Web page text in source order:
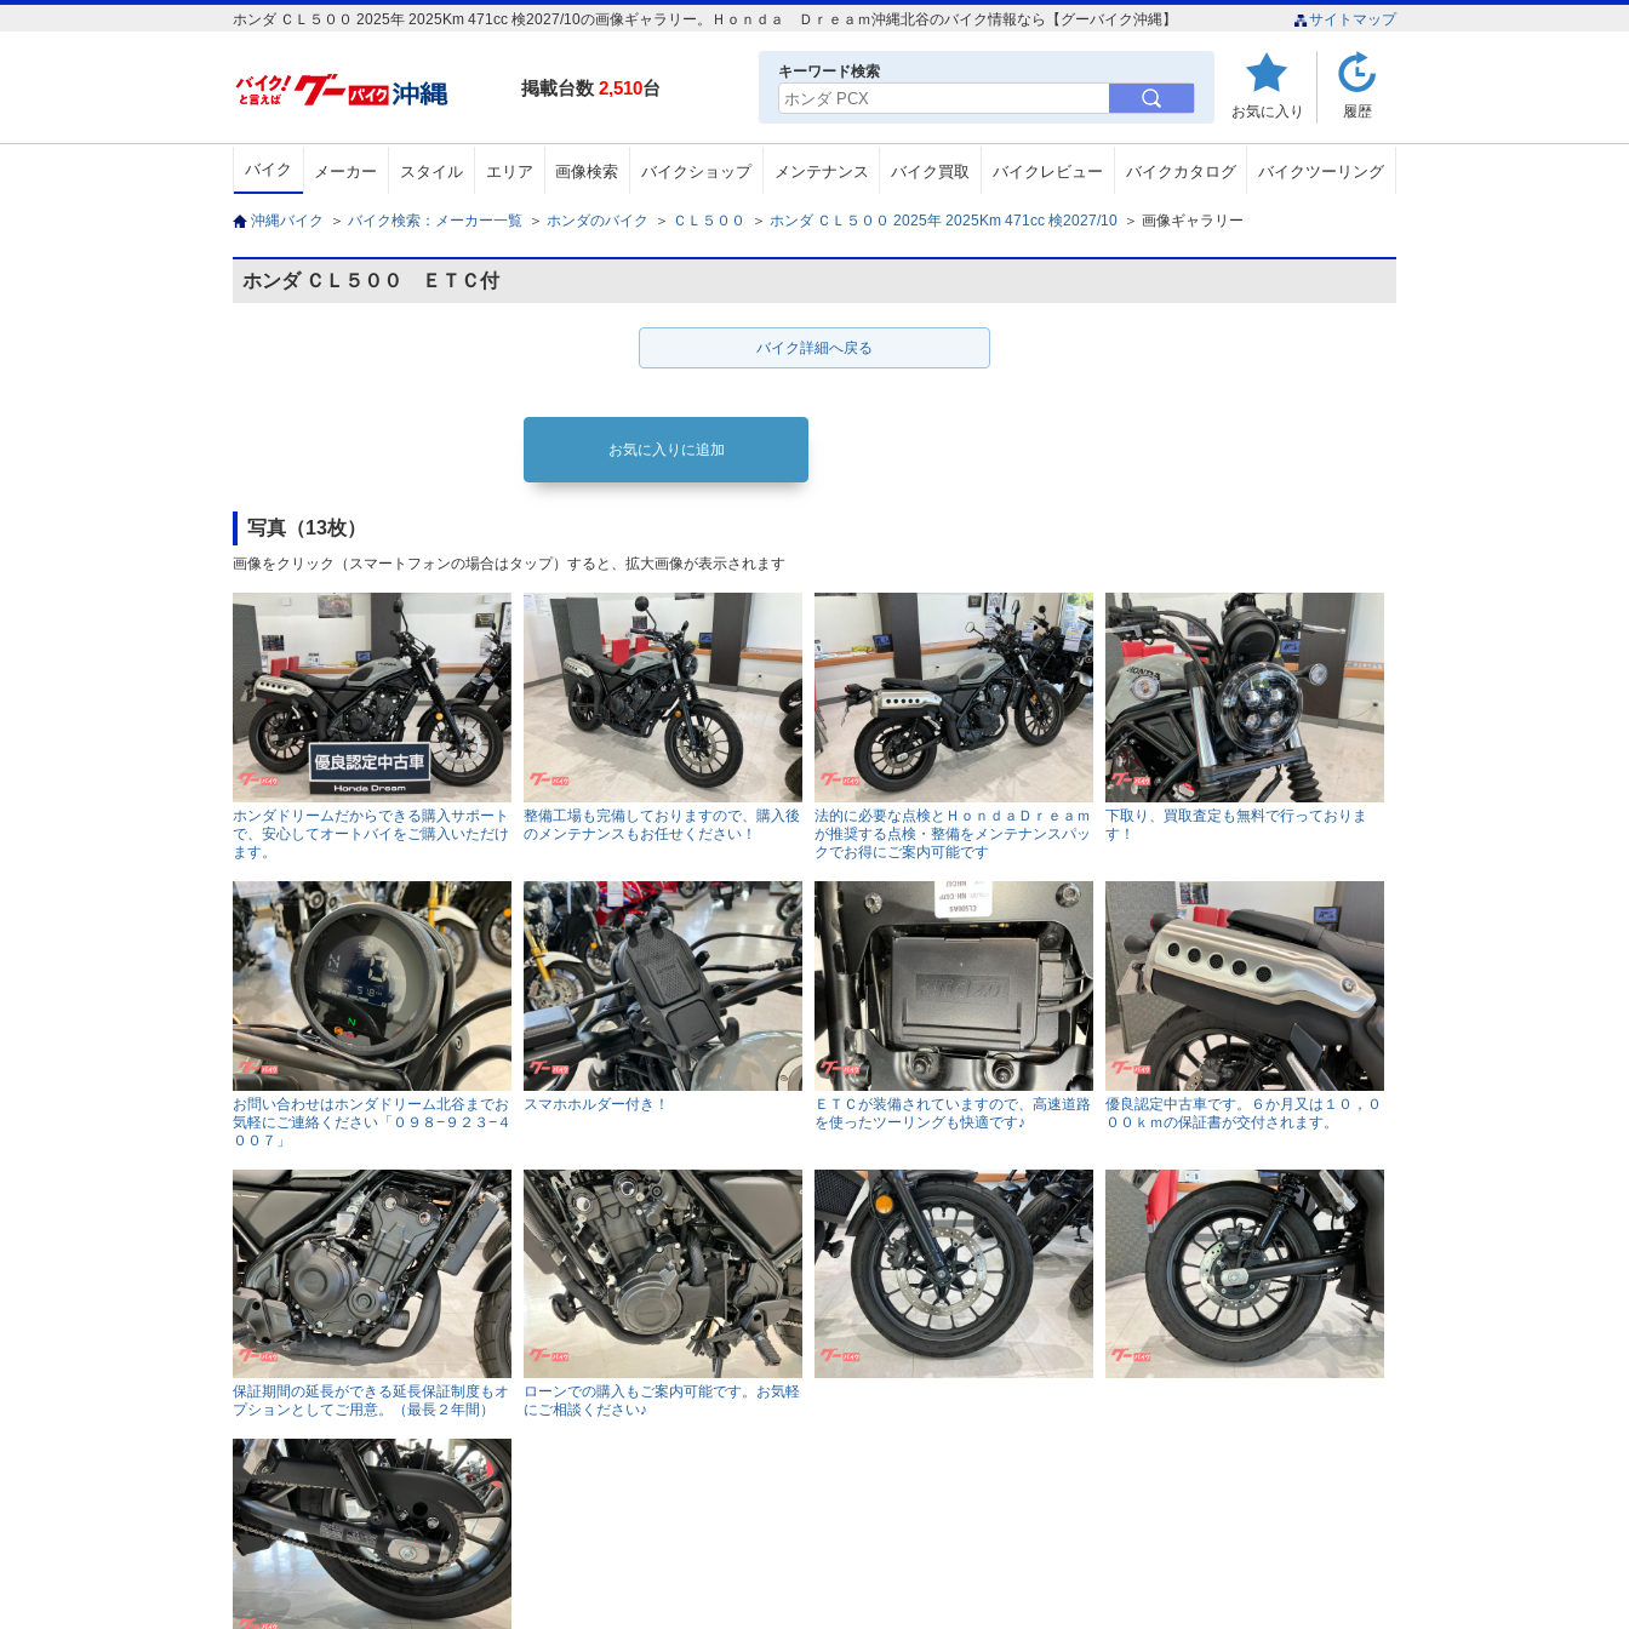
ホンダ ＣＬ５００ 2025年 2025Km 471cc 検2027/10の画像ギャラリー。Ｈｏｎｄａ Ｄｒｅａｍ沖縄北谷のバイク情報なら【グーバイク沖縄】 サイトマップ
掲載台数 2,510台
キーワード検索
お気に入り 履歴
バイク メーカー スタイル エリア 画像検索 バイクショップ メンテナンス バイク買取 バイクレビュー バイクカタログ バイクツーリング
沖縄バイク ＞ バイク検索：メーカー一覧 ＞ ホンダのバイク ＞ ＣＬ５００ ＞ ホンダ ＣＬ５００ 2025年 2025Km 471cc 検2027/10 ＞ 画像ギャラリー
ホンダ ＣＬ５００ ＥＴＣ付
バイク詳細へ戻る
お気に入りに追加
写真（13枚）
画像をクリック（スマートフォンの場合はタップ）すると、拡大画像が表示されます
ホンダドリームだからできる購入サポート
で、安心してオートバイをご購入いただけ
ます。
整備工場も完備しておりますので、購入後
のメンテナンスもお任せください！
法的に必要な点検とＨｏｎｄａＤｒｅａｍ
が推奨する点検・整備をメンテナンスパッ
クでお得にご案内可能です
下取り、買取査定も無料で行っておりま
す！
お問い合わせはホンダドリーム北谷までお
気軽にご連絡ください「０９８−９２３−４
００７」
スマホホルダー付き！
ＥＴＣが装備されていますので、高速道路
を使ったツーリングも快適です♪
優良認定中古車です。６か月又は１０，０
００ｋｍの保証書が交付されます。
保証期間の延長ができる延長保証制度もオ
プションとしてご用意。（最長２年間）
ローンでの購入もご案内可能です。お気軽
にご相談ください♪